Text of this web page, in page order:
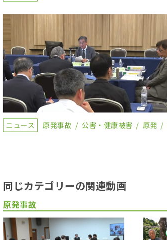
ニュース 原発事故 公害・健康被害 原発
同じカテゴリーの関連動画
原発事故